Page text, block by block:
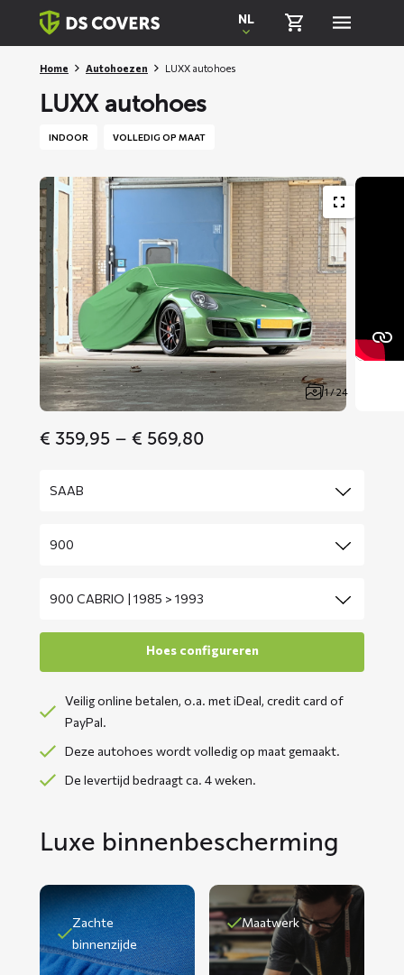
Skiplinks
NL
Home Autohoezen LUXX autohoes
LUXX autohoes
INDOOR VOLLEDIG OP MAAT
1 / 24
€ 359,95 – € 569,80
Veilig online betalen, o.a. met iDeal, credit card of
PayPal.
Deze autohoes wordt volledig op maat gemaakt.
De levertijd bedraagt ca. 4 weken.
Luxe binnenbescherming
Zachte
binnenzijde
Maatwerk